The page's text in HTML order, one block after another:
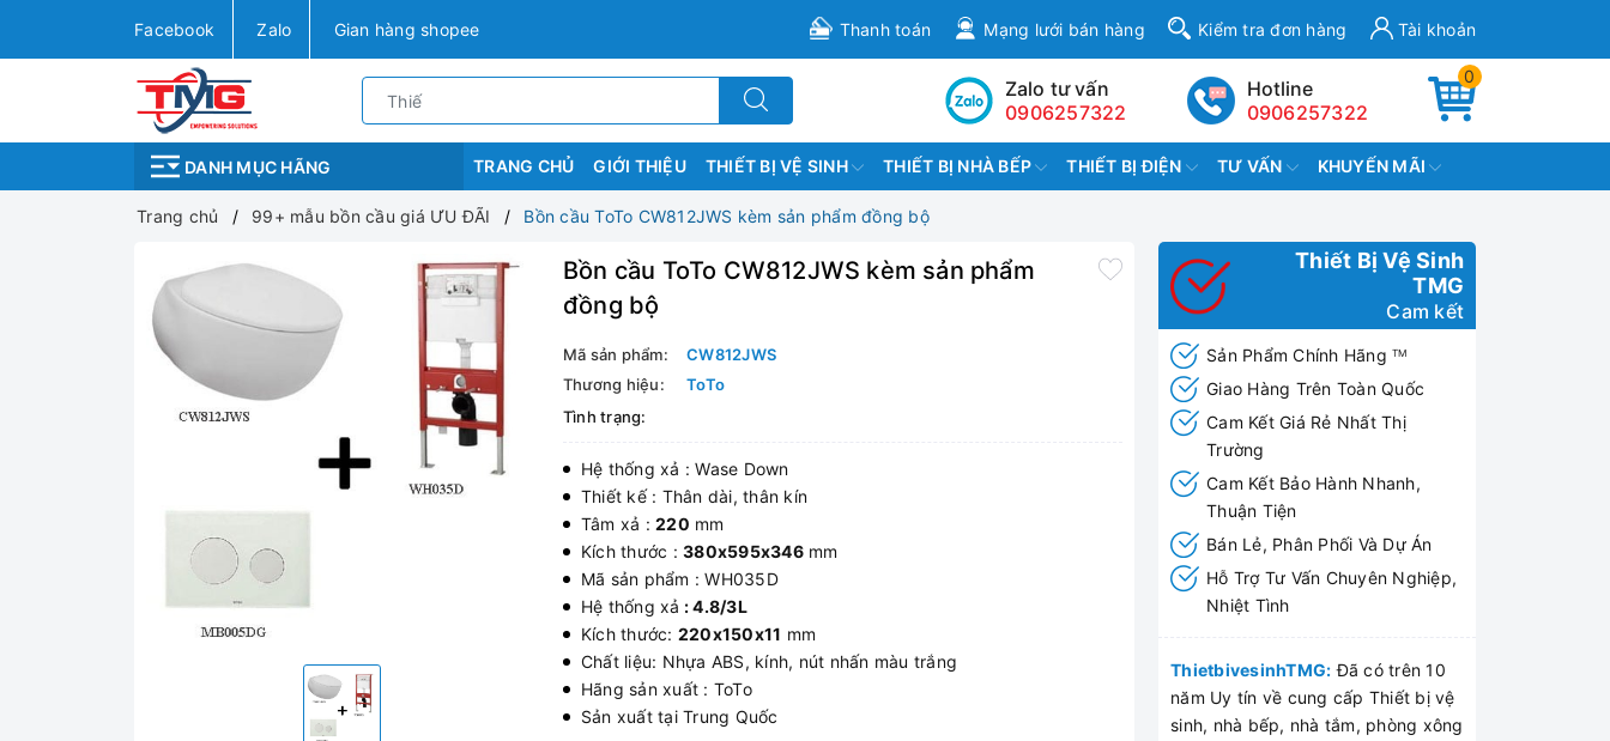
Facebook Zalo Gian hàng shopee Thanh toán Mạng lưới bán hàng Kiểm tra đơn hàng Tài khoản
0
Hotline
0906257322
Zalo tư vấn
0906257322
DANH MỤC HÃNG TRANG CHỦ GIỚI THIỆU THIẾT BỊ VỆ SINH THIẾT BỊ NHÀ BẾP THIẾT BỊ ĐIỆN TƯ VẤN KHUYẾN MÃI
Trang chủ 99+ mẫu bồn cầu giá ƯU ĐÃI Bồn cầu ToTo CW812JWS kèm sản phẩm đồng bộ
Bồn cầu ToTo CW812JWS kèm sản phẩm
đồng bộ
Mã sản phẩm:
CW812JWS
Thương hiệu:
ToTo
Tình trạng:
Hệ thống xả : Wase Down
Thiết kế : Thân dài, thân kín
Tâm xả :220 mm
Kích thước :380x595x346mm
Mã sản phẩm : WH035D
Hệ thống xả : 4.8/3L
Kích thước: 220x150x11 mm
Chất liệu: Nhựa ABS, kính, nút nhấn màu trắng
Hãng sản xuất : ToTo
Sản xuất tại Trung Quốc
Thiết Bị Vệ Sinh
TMG
Cam kết
Sản Phẩm Chính Hãng TM
Giao Hàng Trên Toàn Quốc
Cam Kết Giá Rẻ Nhất Thị
Trường
Cam Kết Bảo Hành Nhanh,
Thuận Tiện
Bán Lẻ, Phân Phối Và Dự Án
Hỗ Trợ Tư Vấn Chuyên Nghiệp,
Nhiệt Tình
ThietbivesinhTMG: Đã có trên 10
năm Uy tín về cung cấp Thiết bị vệ
sinh, nhà bếp, nhà tắm, phòng xông